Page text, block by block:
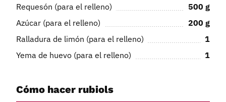
Requesón (para el relleno)
500 g
Azúcar (para el relleno)
200 g
Ralladura de limón (para el relleno)
1
Yema de huevo (para el relleno)
1
Cómo hacer rubiols